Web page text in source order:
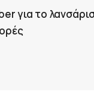
για το